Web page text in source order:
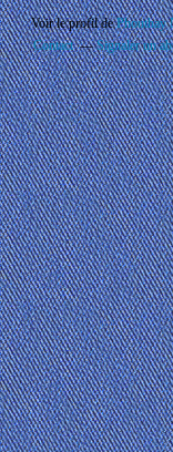
Voir le profil dePhouthay
Contact
Signaler un